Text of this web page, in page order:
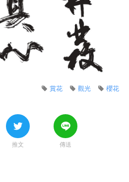
櫻花
觀光
賞花
推文 傳送